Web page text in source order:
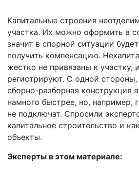
Капитальные строения
участка. Их можно оформить в
значит в спорной ситуации
получить компенсацию.
жестко не привязаны к участку,
регистрируют. С одной стороны,
сборно-разборная конструкция
намного быстрее, но, например,
не подключат. Спросили
капитальное строительство и
объекты.
Эксперты в этом материале: